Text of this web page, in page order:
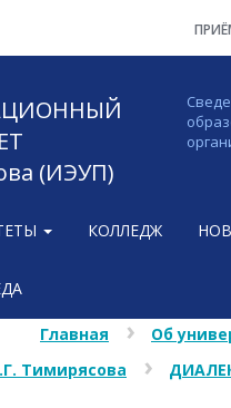
(ИЭУП)
КОЛЛЕДЖ
Главная Об
Тимирясова